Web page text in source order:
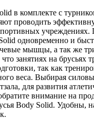
в комплекте с
проводить
одновременно и
мышцы, а так же
что занятиях на брусьях
так как
веса. Выбирая
для развития
внимание на
Body Solid. Удобны,